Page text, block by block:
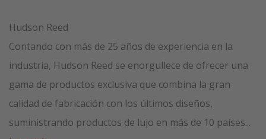
Hudson Reed
Contando con más de 25 años de experiencia en la
industria, Hudson Reed se enorgullece de ofrecer una
gama de productos exclusiva que combina la gran
calidad de fabricación con los últimos diseños,
suministrando productos de lujo en más de 10 países...